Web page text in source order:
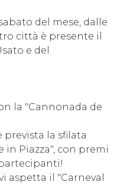
del mese, dalle
città è presente il
e del
la "Cannonada de
prevista la sfilata
in Piazza", con premi
aspetta il "Carneval